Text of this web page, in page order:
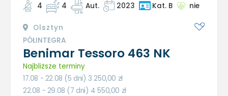
4 4 Aut. 2023 Kat. B nie
Olsztyn
PÓŁINTEGRA
Benimar Tessoro 463 NK
Najbliższe terminy
17.08 - 22.08 (5 dni) 3 250,00 zł
22.08 - 29.08 (7 dni) 4 550,00 zł